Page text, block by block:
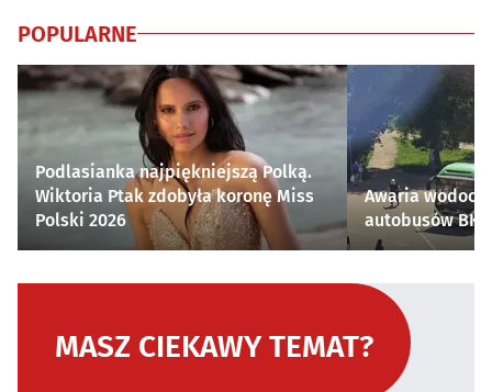
POPULARNE
Podlasianka najpiękniejszą Polką.
Wiktoria Ptak zdobyła koronę Miss
Polski 2026
Awaria
autobusów
MASZ CIEKAWY TEMAT?